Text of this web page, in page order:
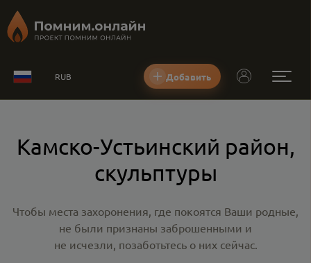
RUB Добавить
Камско-Устьинский район,
скульптуры
Чтобы места захоронения, где покоятся Ваши родные,
не были признаны заброшенными и
не исчезли, позаботьтесь о них сейчас.